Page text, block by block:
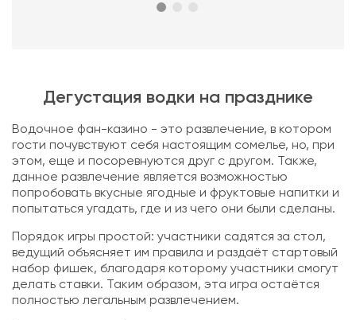
Дегустация водки на празднике
Водочное фан-казино - это развлечение, в котором
гости почувствуют себя настоящим сомелье, но, при
этом, еще и посоревнуются друг с другом. Также,
данное развлечение является возможностью
попробовать вкусные ягодные и фруктовые напитки и
попытаться угадать, где и из чего они были сделаны.
Порядок игры простой: участники садятся за стол,
ведущий объясняет им правила и раздаёт стартовый
набор фишек, благодаря которому участники смогут
делать ставки. Таким образом, эта игра остаётся
полностью легальным развлечением.